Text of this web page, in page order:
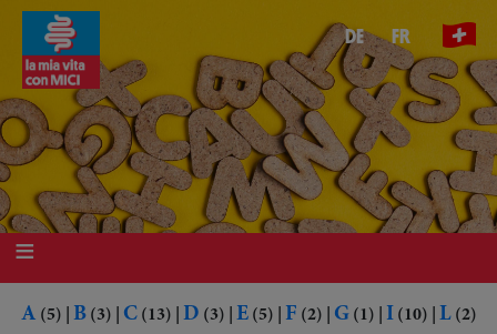
Salta
contenuto
principale
DE FR
A (5) B(3) C(13) D (3) E(5) F (2) G(1) I(10) L(2)